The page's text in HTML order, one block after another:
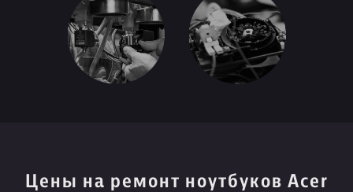
Цены на ремонт ноутбуков Acer